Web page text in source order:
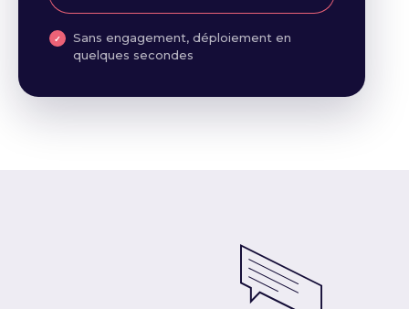
Sans engagement, déploiement en
quelques secondes